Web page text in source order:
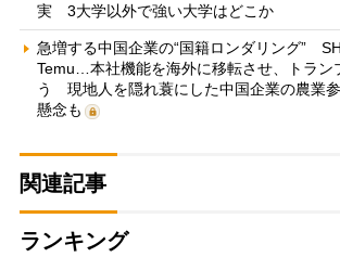
実 3大学以外で強い大学はどこか
急増する中国企業の“国籍ロンダリング”
Temu…本社機能を海外に移転させ、トラン
う 現地人を隠れ蓑にした中国企業の農業
懸念も
関連記事
ランキング